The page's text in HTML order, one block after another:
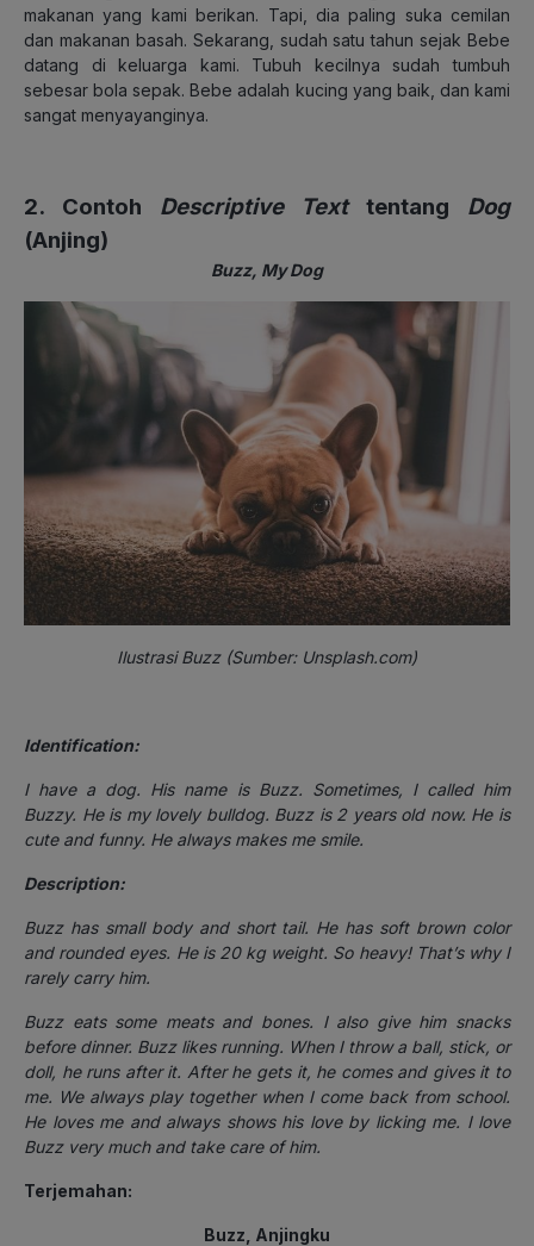
makanan yang kami berikan. Tapi, dia paling suka cemilan
dan makanan basah. Sekarang, sudah satu tahun sejak Bebe
datang di keluarga kami. Tubuh kecilnya sudah tumbuh
sebesar bola sepak. Bebe adalah kucing yang baik, dan kami
sangat menyayanginya.
2. Contoh Descriptive Texttentang Dog
(Anjing)
Buzz, My Dog
Ilustrasi Buzz (Sumber: Unsplash.com)
Identification:
I have a dog. His name is Buzz. Sometimes, I called him
Buzzy. He is my lovely bulldog. Buzz is 2 years old now. He is
cute and funny. He always makes me smile.
Description:
Buzz has small body and short tail. He has soft brown color
and rounded eyes. He is 20 kg weight. So heavy! That’s why I
rarely carry him.
Buzz eats some meats and bones. I also give him snacks
before dinner. Buzz likes running. When I throw a ball, stick, or
doll, he runs after it. After he gets it, he comes and gives it to
me. We always play together when I come back from school.
He loves me and always shows his love by licking me. I love
Buzz very much and take care of him.
Terjemahan:
Buzz, Anjingku